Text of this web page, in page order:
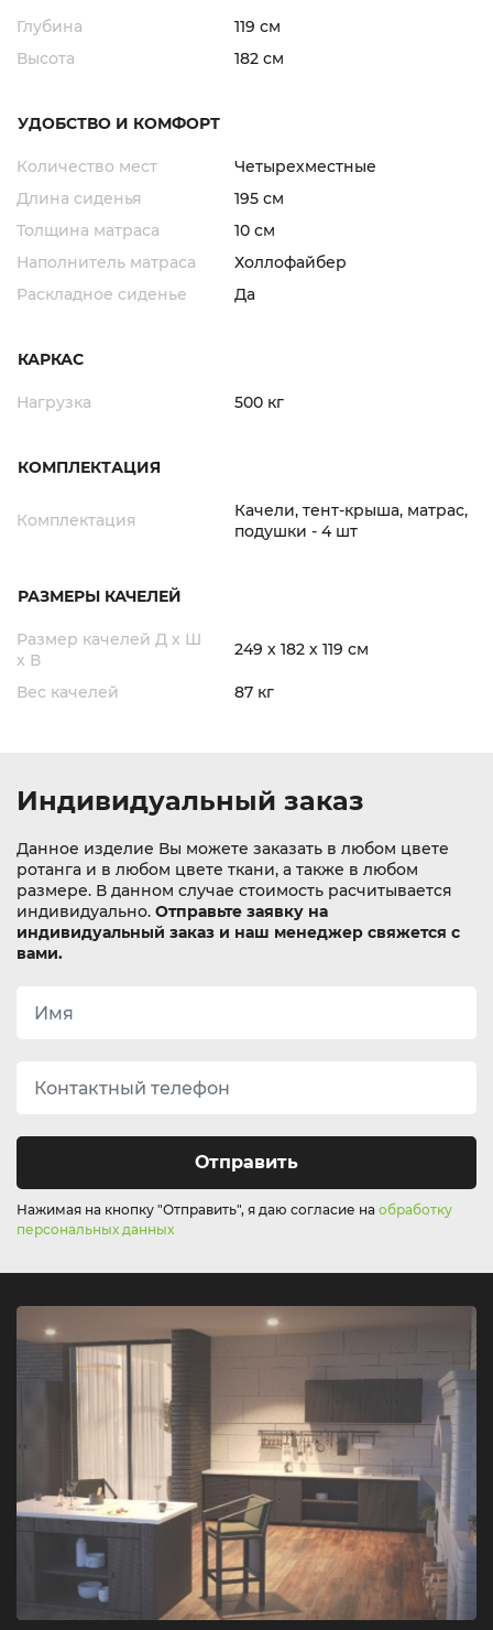
Глубина
119 см
Высота
182 см
УДОБСТВО И КОМФОРТ
Количество мест
Четырехместные
Длина сиденья
195 см
Толщина матраса
10 см
Наполнитель матраса
Холлофайбер
Раскладное сиденье
Да
КАРКАС
Нагрузка 500 кг
КОМПЛЕКТАЦИЯ
Комплектация
Качели, тент-крыша, матрас,
подушки - 4 шт
РАЗМЕРЫ КАЧЕЛЕЙ
Размер качелей Д х Ш
х В
249 х 182 х 119 см
Вес качелей 87 кг
Индивидуальный заказ
Данное изделие Вы можете заказать в любом цвете
ротанга и в любом цвете ткани, а также в любом
размере. В данном случае стоимость расчитывается
индивидуально. Отправьте заявку на
индивидуальный заказ и наш менеджер свяжется с
вами.
Отправить
Нажимая на кнопку "Отправить", я даю согласие на обработку
персональных данных